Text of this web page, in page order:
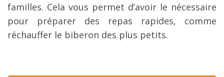
familles. Cela vous permet d’avoir le nécessaire
pour préparer des repas rapides, comme
réchauffer le biberon des plus petits.